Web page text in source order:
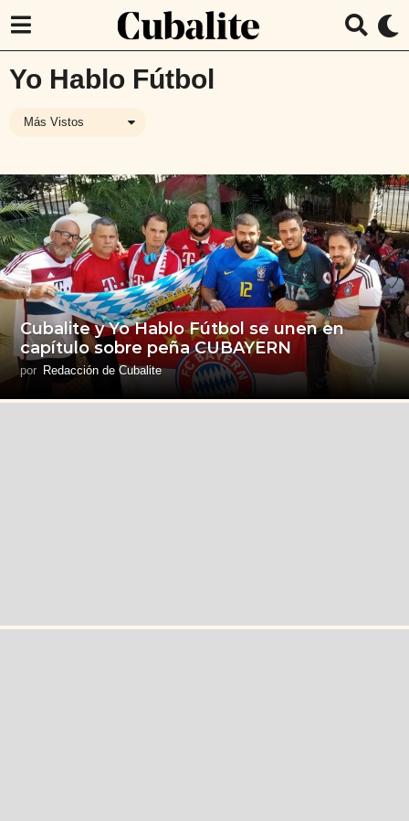
Yo Hablo Fútbol
Más Vistos
Cubalite y Yo Hablo Fútbol se unen en
capítulo sobre peña CUBAYERN
por Redacción de Cubalite